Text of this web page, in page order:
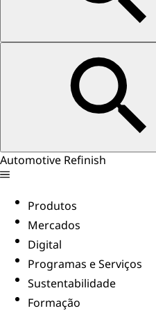
Automotive Refinish
Produtos
Mercados
Digital
Programas e Serviços
Sustentabilidade
Formação